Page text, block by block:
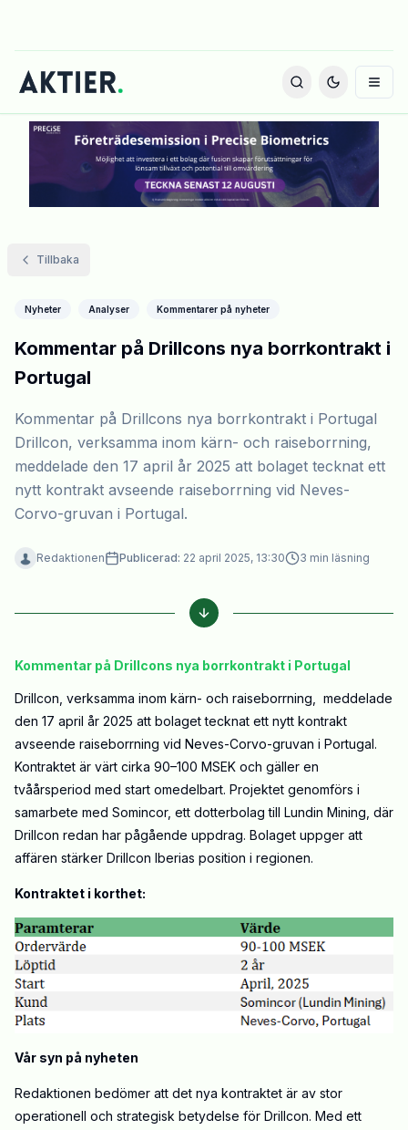
Tillbaka
Nyheter Analyser Kommentarer på nyheter
Kommentar på Drillcons nya borrkontrakt i
Portugal
Kommentar på Drillcons nya borrkontrakt i Portugal
Drillcon, verksamma inom kärn- och raiseborrning,
meddelade den 17 april år 2025 att bolaget tecknat ett
nytt kontrakt avseende raiseborrning vid Neves-
Corvo-gruvan i Portugal.
Redaktionen Publicerad: 22 april 2025, 13:30 3 min läsning
Kommentar på Drillcons nya borrkontrakt i Portugal
Drillcon, verksamma inom kärn- och raiseborrning, meddelade
den 17 april år 2025 att bolaget tecknat ett nytt kontrakt
avseende raiseborrning vid Neves-Corvo-gruvan i Portugal.
Kontraktet är värt cirka 90–100 MSEK och gäller en
tvåårsperiod med start omedelbart. Projektet genomförs i
samarbete med Somincor, ett dotterbolag till Lundin Mining, där
Drillcon redan har pågående uppdrag. Bolaget uppger att
affären stärker Drillcon Iberias position i regionen.
Kontraktet i korthet:
Vår syn på nyheten
Redaktionen bedömer att det nya kontraktet är av stor
operationell och strategisk betydelse för Drillcon. Med ett